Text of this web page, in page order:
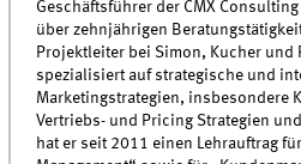
Geschäftsführer der CMX
über zehnjährigen
Projektleiter bei Simon, Kucher und
spezialisiert auf strategische und
Marketingstrategien, insbesondere
Vertriebs- und Pricing Strategien
hat er seit 2011 einen Lehrauftrag